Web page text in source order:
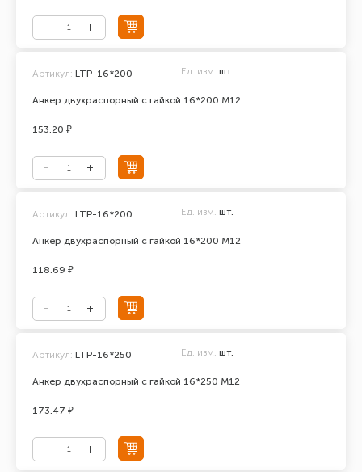
Анкер двухраспорный с гайкой 16*200 М12
Артикул: LTP-16*200 Ед. изм. шт.
153.20 ₽
Анкер двухраспорный с гайкой 16*200 М12
Артикул: LTP-16*200 Ед. изм. шт.
118.69 ₽
Анкер двухраспорный с гайкой 16*250 М12
Артикул: LTP-16*250 Ед. изм. шт.
173.47 ₽